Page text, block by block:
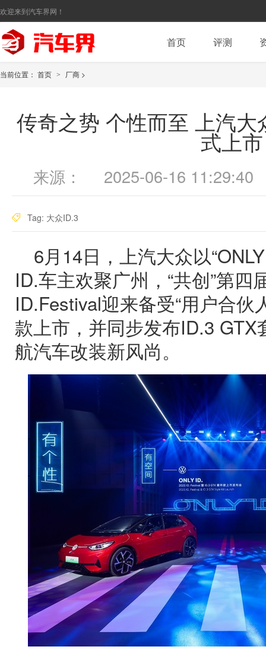
欢迎来到汽车界网！
首页 评测
当前位置： 首页 > 厂商 >
传奇之势 个性而至 上汽
式上市
来源： 2025-06-16 11:29:40
Tag: 大众ID.3
6月14日，上汽大众以
ID.车主欢聚广州，“共创”第四
ID.Festival迎来备受“用户合伙
款上市，并同步发布ID.3
航汽车改装新风尚。